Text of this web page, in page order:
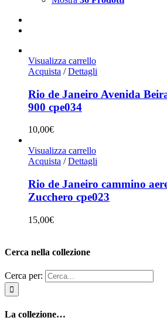
Visualizza carrello
Acquista / Dettagli
Rio de Janeiro Avenida
900 cpe034
10,00€
Visualizza carrello
Acquista / Dettagli
Rio de Janeiro cammino
Zucchero cpe023
15,00€
Cerca nella collezione
Cerca per:
La collezione…